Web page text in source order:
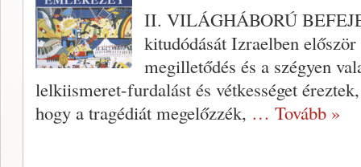
II. VILÁGHÁBORÚ
kitudódását Izraelben
megilletődés és a szégyen
lelkiismeret-furdalást és vétkességet
hogy a tragédiát megelőzzék, … Tovább »